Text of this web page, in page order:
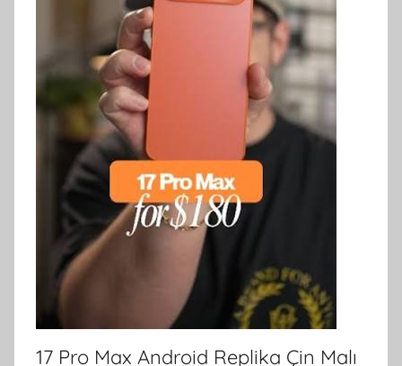
17 Pro Max Android Replika Çin Malı